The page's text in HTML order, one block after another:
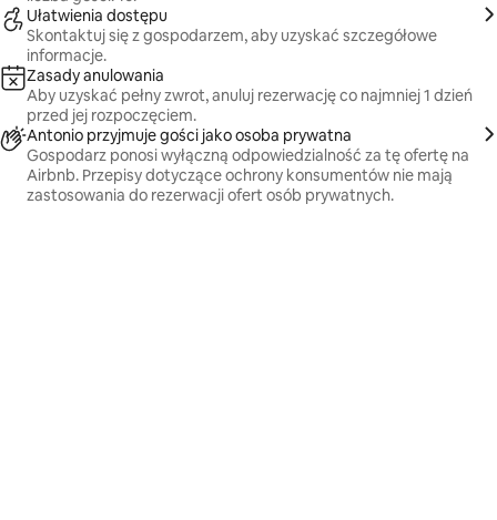
Ułatwienia dostępu
Skontaktuj się z gospodarzem, aby uzyskać szczegółowe
informacje.
Zasady anulowania
Aby uzyskać pełny zwrot, anuluj rezerwację co najmniej 1 dzień
przed jej rozpoczęciem.
Antonio przyjmuje gości jako osoba prywatna
Gospodarz ponosi wyłączną odpowiedzialność za tę ofertę na
Airbnb. Przepisy dotyczące ochrony konsumentów nie mają
zastosowania do rezerwacji ofert osób prywatnych.